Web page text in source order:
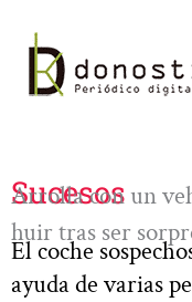
contenido
Sucesos
Arrolla con un
huir tras ser
El coche
ayuda de varias